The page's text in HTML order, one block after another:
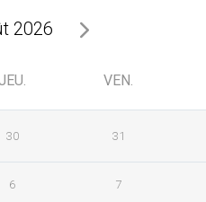
2026
JEU. VEN.
30 31
6 7